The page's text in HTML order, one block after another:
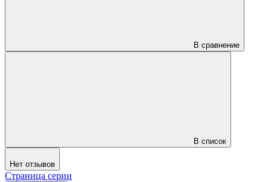
В сравнение
В список
Нет отзывов
Страница серии